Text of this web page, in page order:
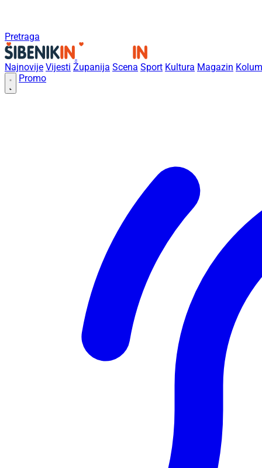
Pretraga
Najnovije Vijesti Županija Scena Sport Kultura Magazin
Promo